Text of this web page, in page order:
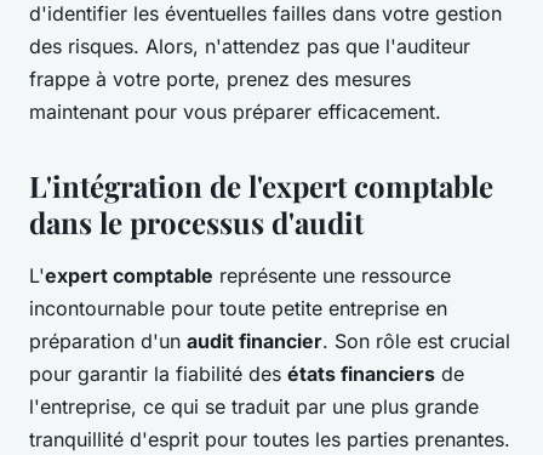
d'identifier les éventuelles failles dans votre gestion
des risques. Alors, n'attendez pas que l'auditeur
frappe à votre porte, prenez des mesures
maintenant pour vous préparer efficacement.
L'intégration de l'expert comptable
dans le processus d'audit
L'expert comptable représente une ressource
incontournable pour toute petite entreprise en
préparation d'un audit financier. Son rôle est crucial
pour garantir la fiabilité des états financiers de
l'entreprise, ce qui se traduit par une plus grande
tranquillité d'esprit pour toutes les parties prenantes.